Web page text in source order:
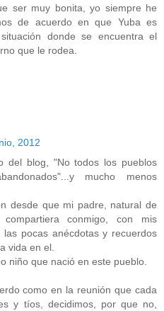
ser muy bonita, yo siempre he
de acuerdo en que Yuba es
donde se encuentra el
que le rodea.
2012
del blog, "No todos los pueblos
mucho menos
desde que mi padre, natural de
conmigo, con mis
pocas anécdotas y recuerdos
vida en el.
niño que nació en este pueblo.
como en la reunión que cada
y tíos, decidimos, por que no,